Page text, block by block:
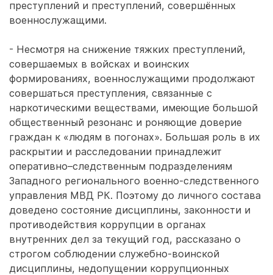
преступлений и преступлений, совершённых
военнослужащими.
- Несмотря на снижение тяжких преступлений,
совершаемых в войсках и воинских
формированиях, военнослужащими продолжают
совершаться преступления, связанные с
наркотическими веществами, имеющие большой
общественный резонанс и роняющие доверие
граждан к «людям в погонах». Большая роль в их
раскрытии и расследовании принадлежит
оперативно–следственным подразделениям
Западного регионального военно-следственного
управления МВД РК. Поэтому до личного состава
доведено состояние дисциплины, законности и
противодействия коррупции в органах
внутренних дел за текущий год, рассказано о
строгом соблюдении служебно-воинской
дисциплины, недопущении коррупционных